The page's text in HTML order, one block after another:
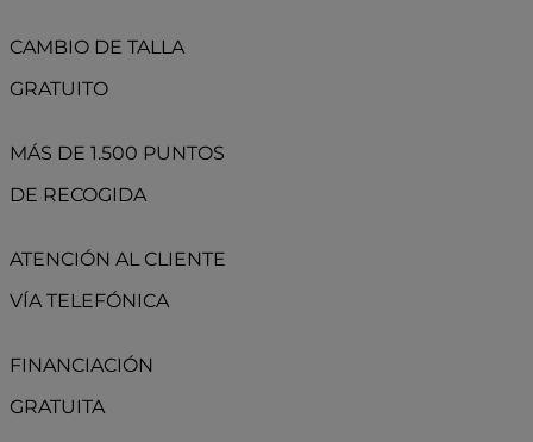
CAMBIO DE TALLA
GRATUITO
MÁS DE 1.500 PUNTOS
DE RECOGIDA
ATENCIÓN AL CLIENTE
VÍA TELEFÓNICA
FINANCIACIÓN
GRATUITA